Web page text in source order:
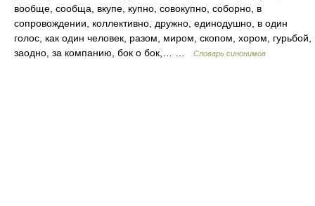
вообще, сообща, вкупе, купно, совокупно, соборно, в
сопровождении, коллективно, дружно, единодушно, в один
голос, как один человек, разом, миром, скопом, хором, гурьбой,
заодно, за компанию, бок о бок,… …
Словарь синонимов